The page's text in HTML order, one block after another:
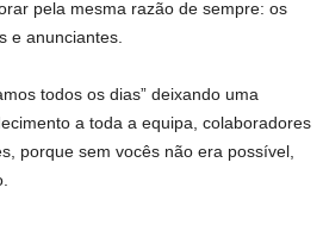
pela mesma razão de sempre: os
e anunciantes.
todos os dias” deixando uma
a toda a equipa, colaboradores
porque sem vocês não era possível,